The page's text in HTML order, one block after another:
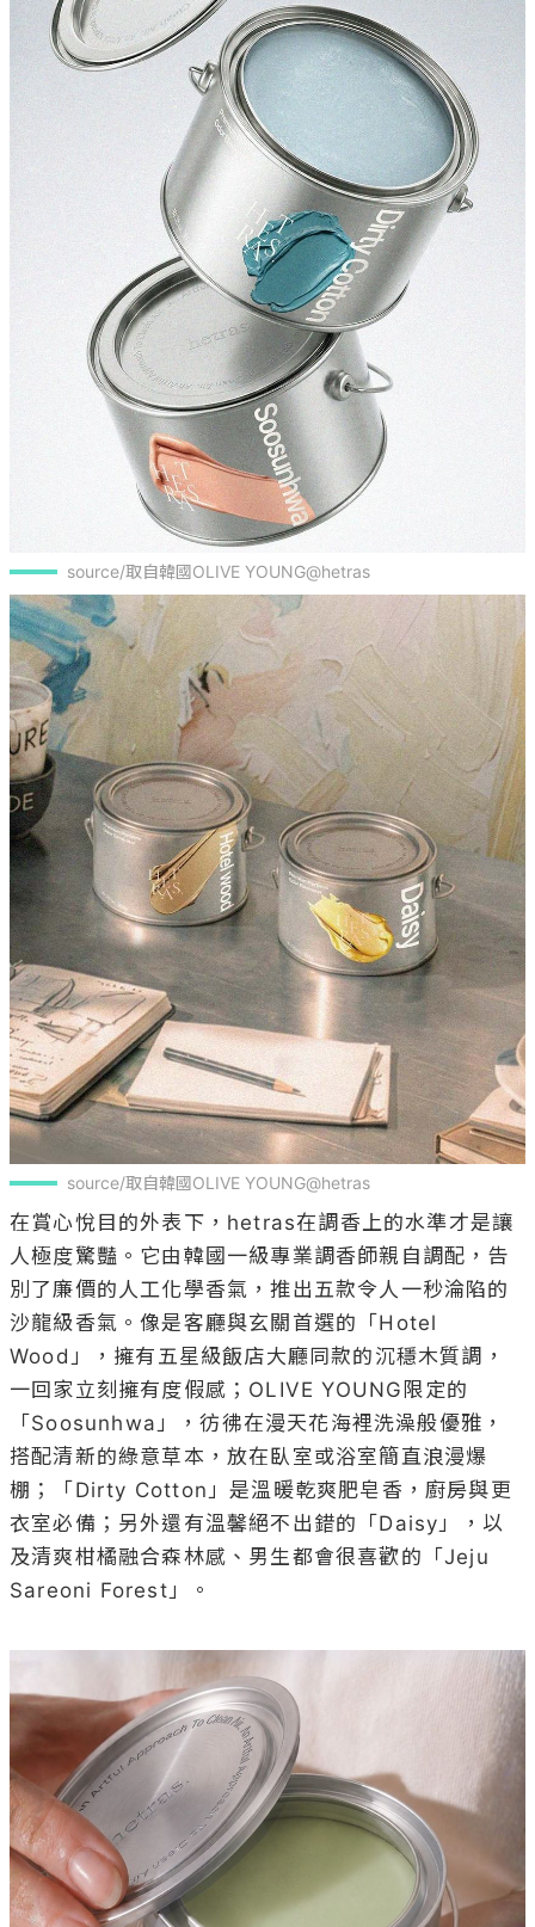
source/取自韓國OLIVE YOUNG@hetras
source/取自韓國OLIVE YOUNG@hetras
在賞心悅目的外表下，hetras在調香上的水準才是讓
人極度驚豔。它由韓國一級專業調香師親自調配，告
別了廉價的人工化學香氣，推出五款令人一秒淪陷的
沙龍級香氣。像是客廳與玄關首選的「Hotel
Wood」，擁有五星級飯店大廳同款的沉穩木質調，
一回家立刻擁有度假感；OLIVE YOUNG限定的
「Soosunhwa」，彷彿在漫天花海裡洗澡般優雅，
搭配清新的綠意草本，放在臥室或浴室簡直浪漫爆
棚；「Dirty Cotton」是溫暖乾爽肥皂香，廚房與更
衣室必備；另外還有溫馨絕不出錯的「Daisy」，以
及清爽柑橘融合森林感、男生都會很喜歡的「Jeju
Sareoni Forest」。